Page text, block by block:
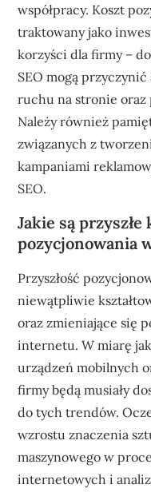
współpracy. Koszt
traktowany jako
korzyści dla firmy –
SEO mogą
ruchu na stronie oraz
Należy również
związanych z
kampaniami
SEO.
Jakie są
pozycjonowania
Przyszłość
niewątpliwie
oraz zmieniające się
internetu. W miarę
urządzeń mobilnych
firmy będą musiały
do tych trendów.
wzrostu znaczenia
maszynowego w
internetowych i